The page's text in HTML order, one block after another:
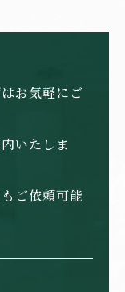
お気軽にご
いたしま
ご依頼可能